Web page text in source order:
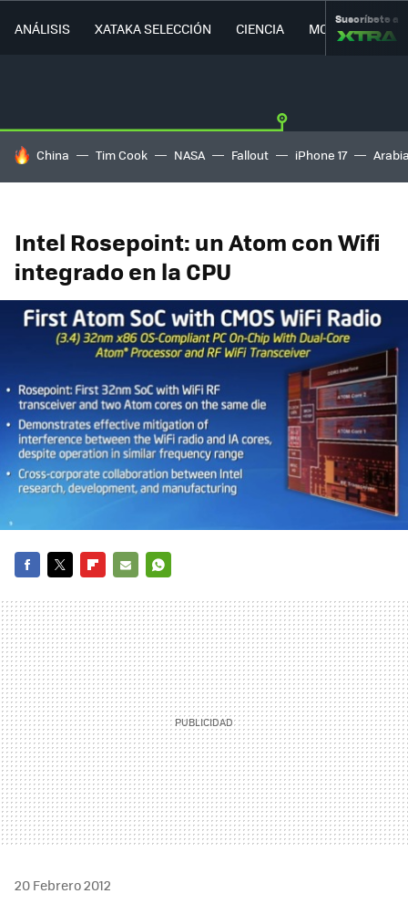
ANÁLISIS XATAKA SELECCIÓN CIENCIA MOVILIDAD
Suscríbete a
HOY SE HABLA DE
China Tim Cook NASA Fallout iPhone 17
Intel Rosepoint: un Atom con Wifi
integrado en la CPU
MAIL
20 Febrero 2012